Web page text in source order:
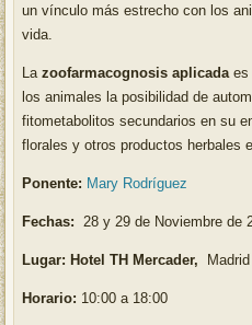
un vínculo más estrecho con los
vida.
Lazoofarmacognosis aplicada es
los animales la posibilidad de
fitometabolitos secundarios en su
florales y otros productos herbales
Ponente: Mary Rodríguez
Fechas: 28 y 29 de Noviembre de
Lugar: Hotel TH Mercader, Madrid
Horario: 10:00 a 18:00